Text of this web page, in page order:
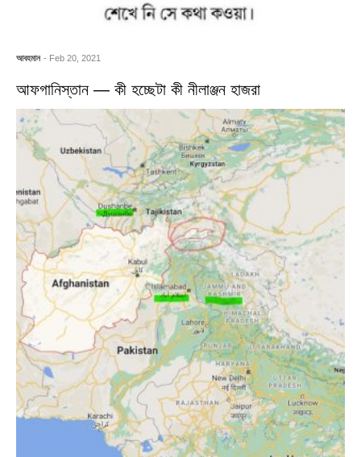
আবহমান - Feb 20, 2021
আফগানিস্তান — কী হচ্ছেটা কী নীলাঞ্জন হাজরা